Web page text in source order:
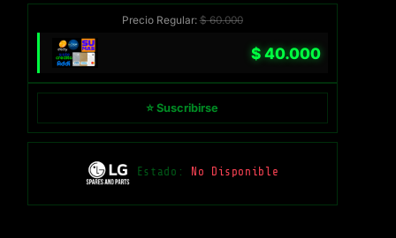
Precio Regular:$60.000
$40.000
⭐ Suscribirse
Estado: No Disponible